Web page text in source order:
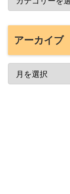
アーカイブ